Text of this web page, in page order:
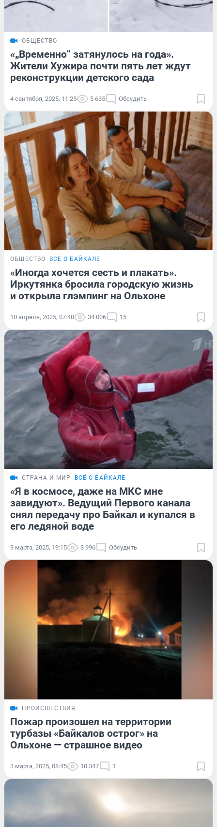
ОБЩЕСТВО
«„Временно“ затянулось на года».
Жители Хужира почти пять лет ждут
реконструкции детского сада
4 сентября, 2025, 11:25 5 635 Обсудить
ОБЩЕСТВО ВСЁ О БАЙКАЛЕ
«Иногда хочется сесть и плакать».
Иркутянка бросила городскую жизнь
и открыла глэмпинг на Ольхоне
10 апреля, 2025, 07:40 34 006 15
СТРАНА И МИР ВСЁ О БАЙКАЛЕ
«Я в космосе, даже на МКС мне
завидуют». Ведущий Первого канала
снял передачу про Байкал и купался в
его ледяной воде
9 марта, 2025, 19:15 3 996 Обсудить
ПРОИСШЕСТВИЯ
Пожар произошел на территории
турбазы «Байкалов острог» на
Ольхоне — страшное видео
3 марта, 2025, 08:45 10 347 1